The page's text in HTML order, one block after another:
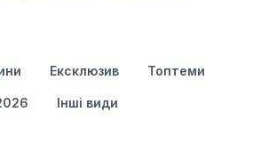
Ексклюзив Топтеми
Інші види